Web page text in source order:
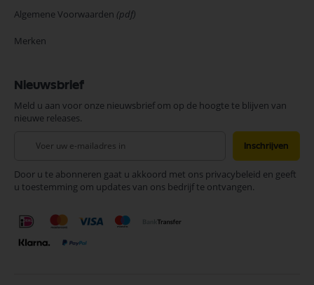
Algemene Voorwaarden (pdf)
Merken
Nieuwsbrief
Meld u aan voor onze nieuwsbrief om op de hoogte te blijven van
nieuwe releases.
onze
nieuwsbrief
Inschrijven
Door u te abonneren gaat u akkoord met ons privacybeleid en geeft
u toestemming om updates van ons bedrijf te ontvangen.